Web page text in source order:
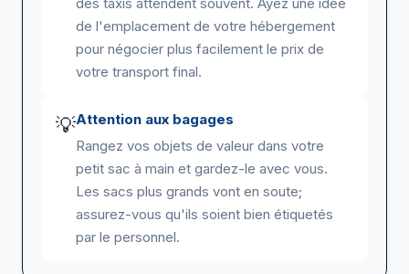
de l'emplacement de votre hébergement
pour négocier plus facilement le prix de
votre transport final.
💡Attention aux bagages
Rangez vos objets de valeur dans votre
petit sac à main et gardez-le avec vous.
Les sacs plus grands vont en soute;
assurez-vous qu'ils soient bien étiquetés
par le personnel.